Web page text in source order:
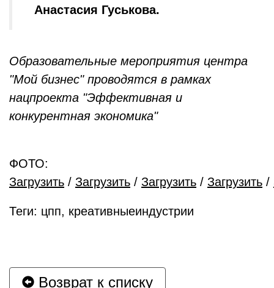
Анастасия Гуськова.
Образовательные мероприятия центра
"Мой бизнес" проводятся в рамках
нацпроекта "Эффективная и
конкурентная экономика"
ФОТО:
Загрузить / Загрузить / Загрузить / Загрузить /
Теги: цпп, креативныеиндустрии
Возврат к списку